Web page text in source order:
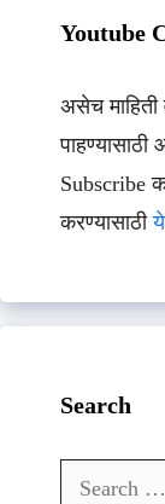
Youtube
असेच माहिती
Subscribe
करण्यासाठी
Search
Search